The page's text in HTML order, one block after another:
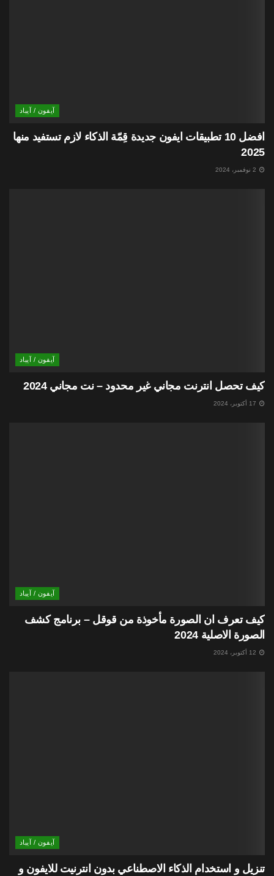
آيفون / آيباد
افضل 10 تطبيقات ايفون جديدة قِمّة الذكاء لازم تستفيد منها
2025
آيفون / آيباد
كيف تحصل انترنت مجاني غير محدود – نت مجاني 2024
آيفون / آيباد
كيف تعرف ان الصورة مأخوذة من قوقل – برنامج كشف
الصورة الاصلية 2024
آيفون / آيباد
تنزيل و استخدام الذكاء الاصطناعي بدون انترنيت للايفون و